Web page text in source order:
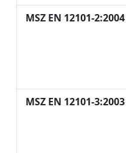
MSZ EN 12101-2:2004
MSZ EN 12101-3:2003